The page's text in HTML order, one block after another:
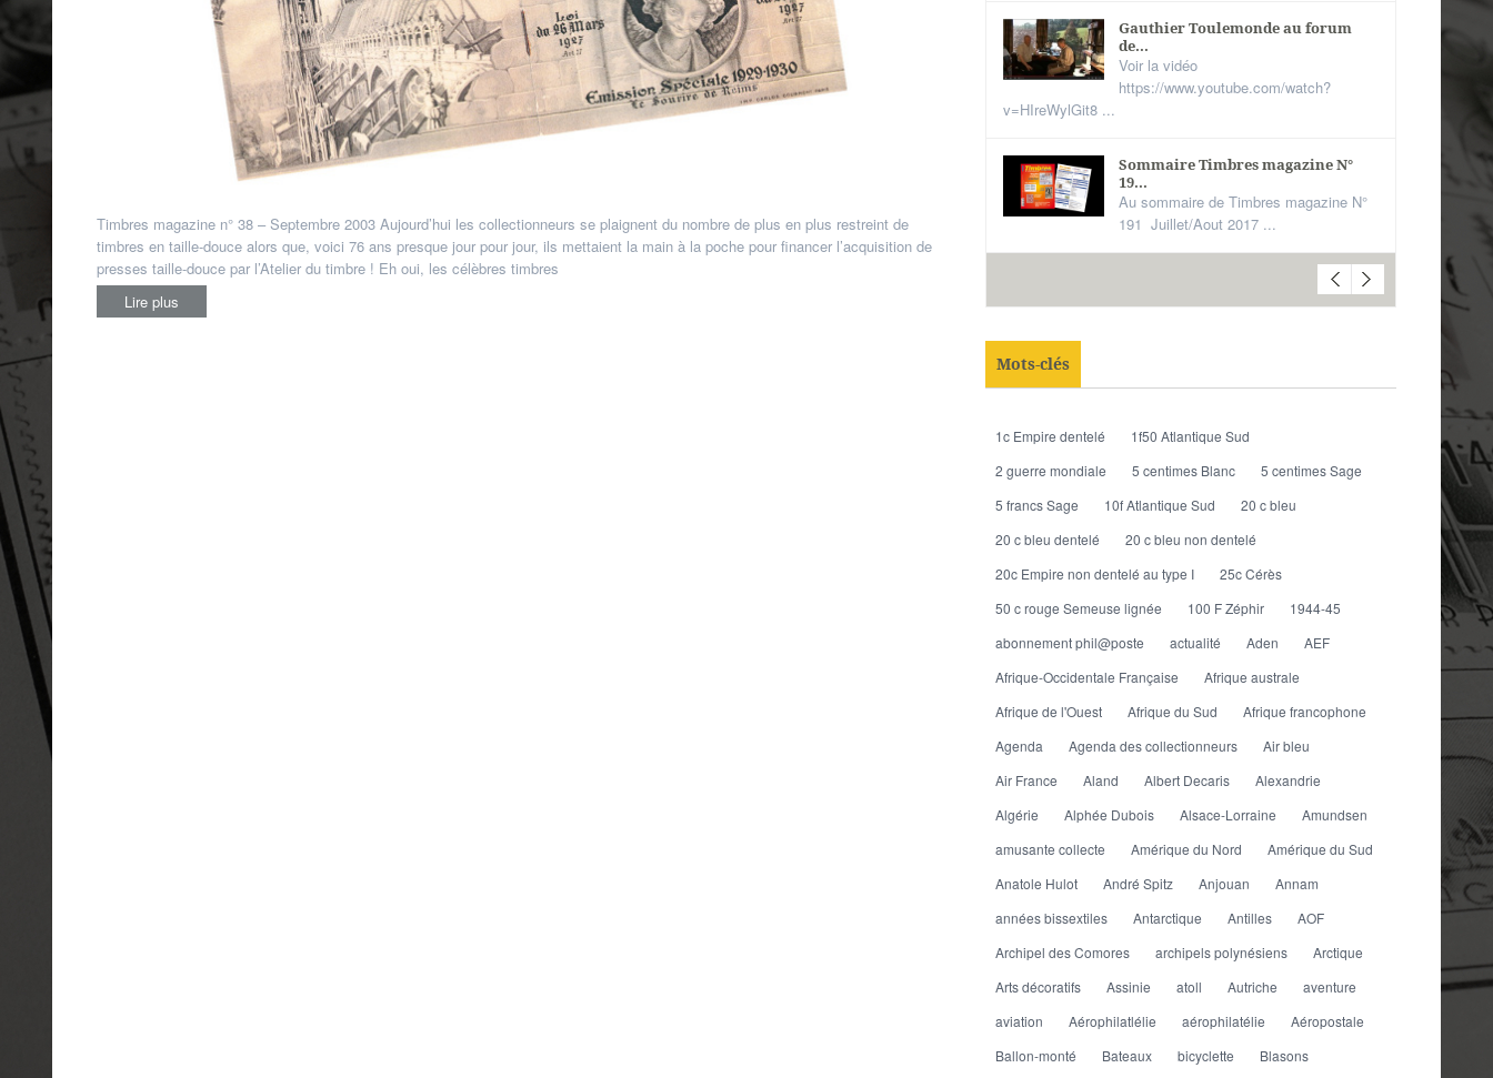
Timbres magazine n° 38 – Septembre 2003 Aujourd’hui les collectionneurs se plaignent du nombre de plus en plus restreint de
timbres en taille-douce alors que, voici 76 ans presque jour pour jour, ils mettaient la main à la poche pour financer l’acquisition de
presses taille-douce par l’Atelier du timbre ! Eh oui, les célèbres timbres
Lire plus
Gauthier Toulemonde au forum
de...
Voir la vidéo
https://www.youtube.com/watch?
v=HIreWylGit8 ...
Sommaire Timbres magazine N°
19...
Au sommaire de Timbres magazine N°
191 Juillet/Aout 2017 ...
Mots-clés
1c Empire dentelé
1f50 Atlantique Sud
2 guerre mondiale
5 centimes Blanc
5 centimes Sage
5 francs Sage
10f Atlantique Sud
20 c bleu
20 c bleu dentelé
20 c bleu non dentelé
20c Empire non dentelé au type I
25c Cérès
50 c rouge Semeuse lignée
100 F Zéphir
1944-45
abonnement phil@poste
actualité Aden
AEF
Afrique-Occidentale Française
Afrique australe
Afrique de l'Ouest
Afrique du Sud
Afrique francophone
Agenda
Agenda des collectionneurs
Air bleu
Air France
Aland Albert Decaris
Alexandrie
Algérie
Alphée Dubois Alsace-Lorraine
Amundsen
amusante collecte
Amérique du Nord
Amérique du Sud
Anatole Hulot
André Spitz Anjouan
Annam
années bissextiles
Antarctique Antilles
AOF
Archipel des Comores
archipels polynésiens
Arctique
Arts décoratifs
Assinie atoll Autriche
aventure
aviation
Aérophilatlélie aérophilatélie
Aéropostale
Ballon-monté
Bateaux bicyclette
Blasons